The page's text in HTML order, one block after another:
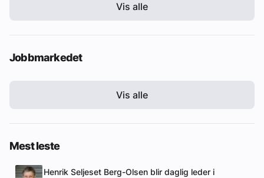
Vis alle
Jobbmarkedet
Vis alle
Mest leste
Henrik Seljeset Berg-Olsen blir daglig leder i